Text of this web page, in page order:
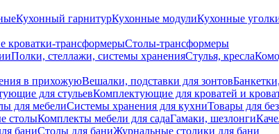
Кухонный гарнитурКухонные модулиКухонные
кроватки-трансформерыСтолы-трансформеры
Полки, стеллажи, системы храненияСтулья, кресла
в прихожуюВешалки, подставки для зонтов
для стульевКомплектующие для кроватей и
для мебелиСистемы хранения для кухниТовары для
столыКомплекты мебели для садаГамаки, шезлонги
баниСтолы для баниЖурнальные столики для бани